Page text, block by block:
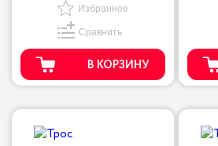
Избранное
Сравнить
В КОРЗИНУ